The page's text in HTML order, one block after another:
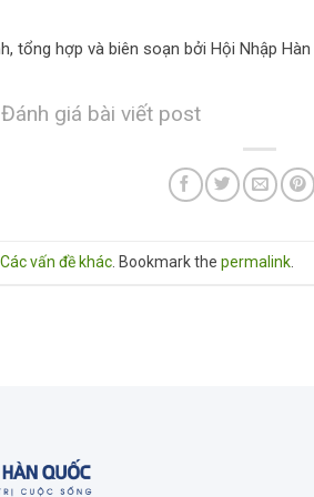
tổng hợp và biên soạn bởi Hội Nhập
Đánh giá bài viết post
Các vấn đề khác . Bookmark the permalink